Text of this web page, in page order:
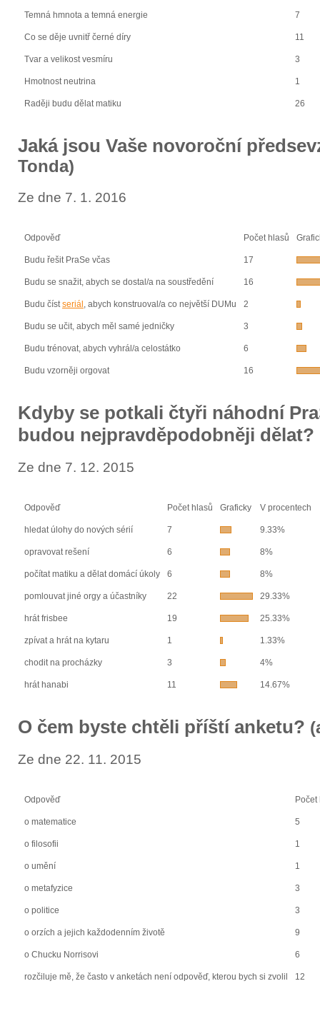
Temná hmnota a temná energie 7
Co se děje uvnitř černé díry 11
Tvar a velikost vesmíru 3
Hmotnost neutrina 1
Raději budu dělat matiku 26
Jaká jsou Vaše novoroční
Tonda)
Ze dne 7. 1. 2016
Odpověď Počet hlasů
Budu řešit PraSe včas 17
Budu se snažit, abych se dostal/a na soustředění 16
Budu čístseriál , abych konstruoval/a co největší DUMu 2
Budu se učit, abych měl samé jedničky 3
Budu trénovat, abych vyhrál/a celostátko 6
Budu vzorněji orgovat 16
Kdyby se potkali čtyři náhodní
budou nejpravděpodobněji dělat?
Ze dne 7. 12. 2015
Odpověď Počet hlasů Graficky V procentech
hledat úlohy do nových sérií 7 9.33%
opravovat rešení 6 8%
počítat matiku a dělat domácí úkoly 6 8%
pomlouvat jiné orgy a účastníky 22 29.33%
hrát frisbee 19 25.33%
zpívat a hrát na kytaru 1 1.33%
chodit na procházky 3 4%
hrát hanabi 11 14.67%
O čem byste chtěli příští anketu?
Ze dne 22. 11. 2015
Odpověď Počet
o matematice 5
o filosofii 1
o umění 1
o metafyzice 3
o politice 3
o orzích a jejich každodenním životě 9
o Chucku Norrisovi 6
rozčiluje mě, že často v anketách není odpověď, kterou bych si zvolil 12